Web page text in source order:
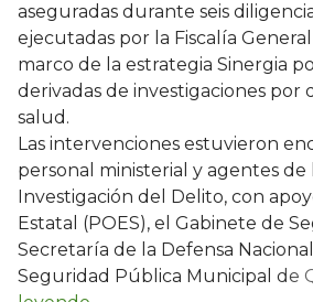
aseguradas durante seis
ejecutadas por la Fiscalía
marco de la estrategia Sinergia
derivadas de investigaciones por
salud.
Las intervenciones estuvieron
personal ministerial y agentes de
Investigación del Delito, con
Estatal (POES), el Gabinete de
Secretaría de la Defensa
Seguridad Pública Municipal de